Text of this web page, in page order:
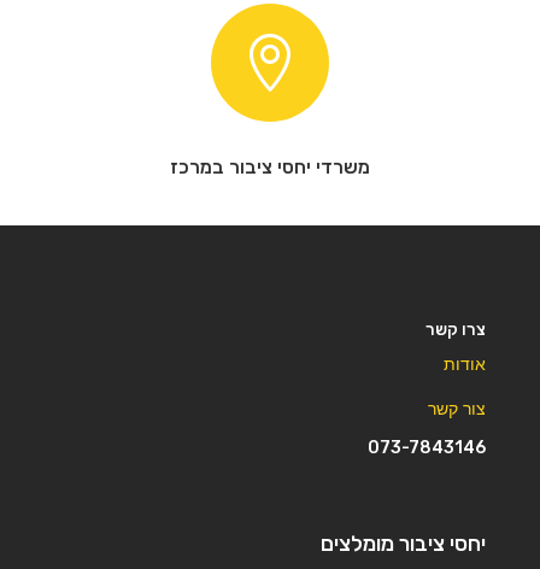

משרדי יחסי ציבור במרכז
צרו קשר
אודות
צור קשר
073-7843146
יחסי ציבור מומלצים